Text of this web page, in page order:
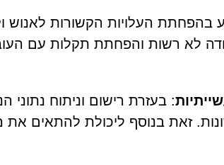
בהפחתת העלויות הקשורות לאנוש
לא רשות והפחתת תקלות עם
: בעזרת רישום וניתוח נתוני
זאת בנוסף ליכולת להתאים